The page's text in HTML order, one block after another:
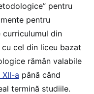
pentru
pentru
din
cel din liceu bazat
rămân valabile
XII-a până când
termină studiile.